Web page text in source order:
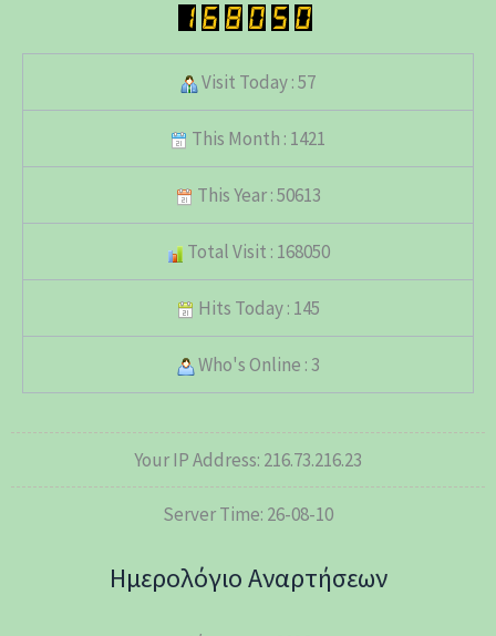
Visit Today : 57
This Month : 1421
This Year : 50613
Total Visit : 168050
Hits Today : 145
Who's Online : 3
Your IP Address: 216.73.216.23
Server Time: 26-08-10
Ημερολόγιο Αναρτήσεων